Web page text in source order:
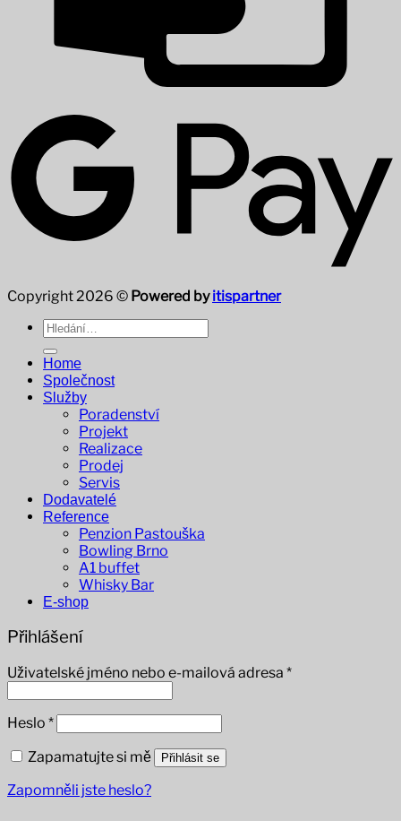
Copyright 2026 © Powered byitispartner
Hledat:
Home
Společnost
Služby
Poradenství
Projekt
Realizace
Prodej
Servis
Dodavatelé
Reference
Penzion Pastouška
Bowling Brno
A1 buffet
Whisky Bar
E-shop
Přihlášení
Uživatelské jméno nebo e-mailová adresa *Povinné
Heslo *Povinné
Zapamatujte si mě Přihlásit se
Zapomněli jste heslo?